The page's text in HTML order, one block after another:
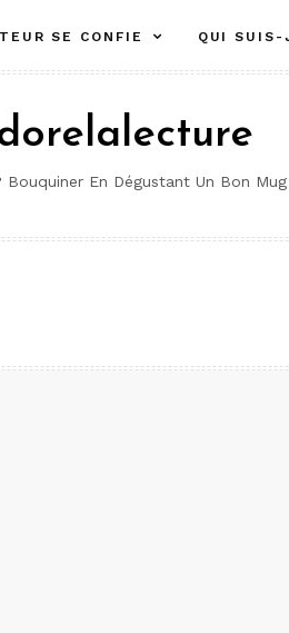
SE CONFIE QUI SUIS-
Bouquiner En Dégustant Un Bon